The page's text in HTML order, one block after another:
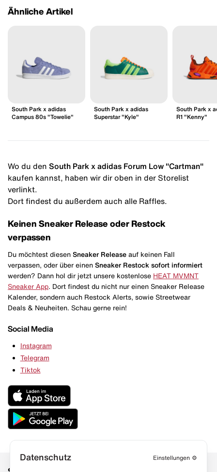
Ähnliche Artikel
South Park x adidas
Campus 80s "Towelie"
South Park x adidas
Superstar "Kyle"
South Park x
R1 "Kenny"
Wo du den South Park x adidas Forum Low "Cartman"
kaufen kannst, haben wir dir oben in der Storelist
verlinkt.
Dort findest du außerdem auch alle Raffles.
Keinen Sneaker Release oder Restock
verpassen
Du möchtest diesen Sneaker Release auf keinen Fall
verpassen, oder über einen Sneaker Restock sofort informiert
werden? Dann hol dir jetzt unsere kostenlose HEAT MVMNT
Sneaker App . Dort findest du nicht nur einen Sneaker Release
Kalender, sondern auch Restock Alerts, sowie Streetwear
Deals & Neuheiten. Schau gerne rein!
Social Media
Instagram
Telegram
Tiktok
Datenschutz Einstellungen ⚙️